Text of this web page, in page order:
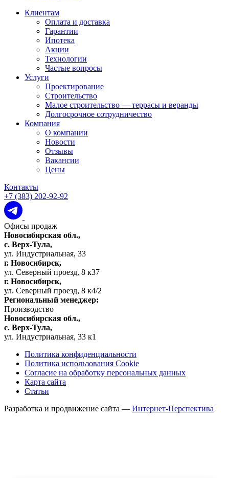
Клиентам
Оплата и доставка
Гарантии
Ипотека
Акции
Технологии
Частые вопросы
Услуги
Проектирование
Строительство
Малое строительство — террасы и веранды
Долгосрочное сотрудничество
Компания
О компании
Новости
Отзывы
Вакансии
Цены
Контакты
+7 (383) 202-92-92
Офисы продаж
Новосибирская обл.,
c. Верх-Тула,
ул. Индустриальная, 33
г. Новосибирск,
ул. Северный проезд, 8 к37
г. Новосибирск,
ул. Северный проезд, 8 к4/2
Региональный менеджер:
Производство
Новосибирская обл.,
c. Верх-Тула,
ул. Индустриальная, 33 к1
Политика конфиденциальности
Политика использования Cookie
Согласие на обработку персональных данных
Карта сайта
Статьи
Разработка и продвижение сайта — Интернет-Перспектива